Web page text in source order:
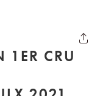
1ER CRU